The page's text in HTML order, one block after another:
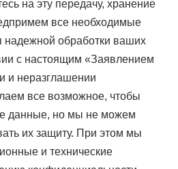
на эту передачу, хранение
все необходимые
надежной обработки ваших
с настоящим «Заявлением
и неразглашении
все возможное, чтобы
данные, но мы не можем
их защиту. При этом мы
и технические